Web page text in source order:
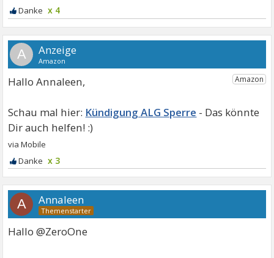
x 4
A
Hallo Annaleen,
Kündigung ALG Sperre
x 3
A Annaleen
Hallo @ZeroOne